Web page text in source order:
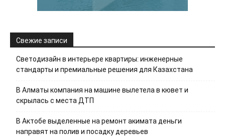
Свежие записи
Светодизайн в интерьере квартиры: инженерные
стандарты и премиальные решения для Казахстана
В Алматы компания на машине вылетела в кювет и
скрылась с места ДТП
В Актобе выделенные на ремонт акимата деньги
направят на полив и посадку деревьев